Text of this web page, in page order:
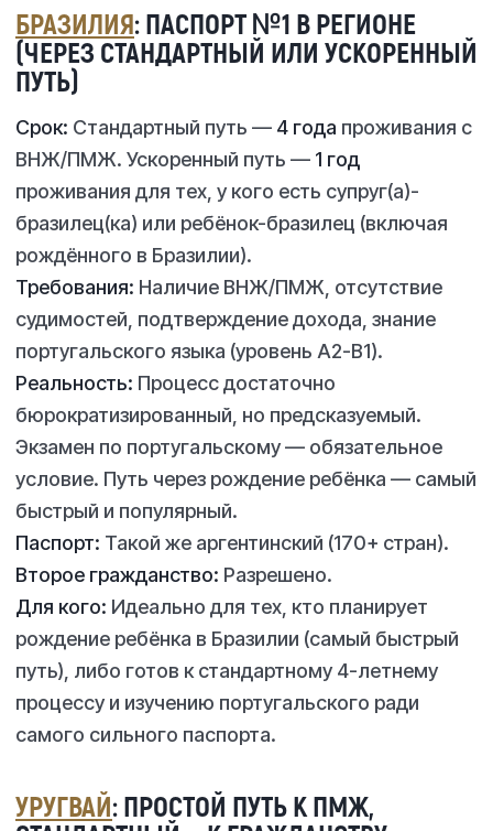
БРАЗИЛИЯ: ПАСПОРТ №1 В РЕГИОНЕ
(ЧЕРЕЗ СТАНДАРТНЫЙ ИЛИ УСКОРЕННЫЙ
ПУТЬ)
Срок: Стандартный путь — 4 года проживания с
ВНЖ/ПМЖ. Ускоренный путь — 1 год
проживания для тех, у кого есть супруг(а)-
бразилец(ка) или ребёнок-бразилец (включая
рождённого в Бразилии).
Требования: Наличие ВНЖ/ПМЖ, отсутствие
судимостей, подтверждение дохода, знание
португальского языка (уровень A2-B1).
Реальность: Процесс достаточно
бюрократизированный, но предсказуемый.
Экзамен по португальскому — обязательное
условие. Путь через рождение ребёнка — самый
быстрый и популярный.
Паспорт: Такой же аргентинский (170+ стран).
Второе гражданство: Разрешено.
Для кого: Идеально для тех, кто планирует
рождение ребёнка в Бразилии (самый быстрый
путь), либо готов к стандартному 4-летнему
процессу и изучению португальского ради
самого сильного паспорта.
УРУГВАЙ: ПРОСТОЙ ПУТЬ К ПМЖ,